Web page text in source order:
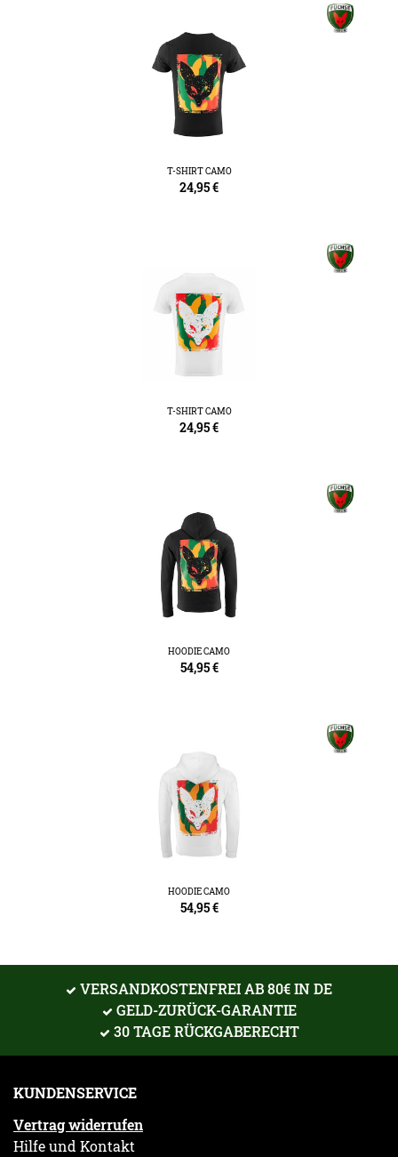
T-SHIRT CAMO
24,95€
T-SHIRT CAMO
24,95€
HOODIE CAMO
54,95€
HOODIE CAMO
54,95€
VERSANDKOSTENFREI AB 80€ IN DE
GELD-ZURÜCK-GARANTIE
30 TAGE RÜCKGABERECHT
KUNDENSERVICE
Vertrag widerrufen
Hilfe und Kontakt